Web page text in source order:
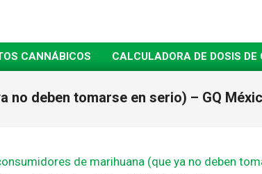
CANNÁBICOS CALCULADORA DE DOSIS DE
no deben tomarse en serio) – GQ
de marihuana (que ya no deben